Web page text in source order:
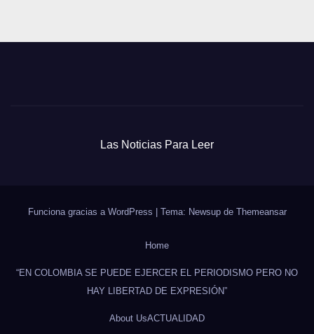
Las Noticias Para Leer
Funciona gracias a WordPress Tema: Newsup de Themeansar
Home
“EN COLOMBIA SE PUEDE EJERCER EL PERIODISMO PERO NO
HAY LIBERTAD DE EXPRESIÓN”
About UsACTUALIDAD